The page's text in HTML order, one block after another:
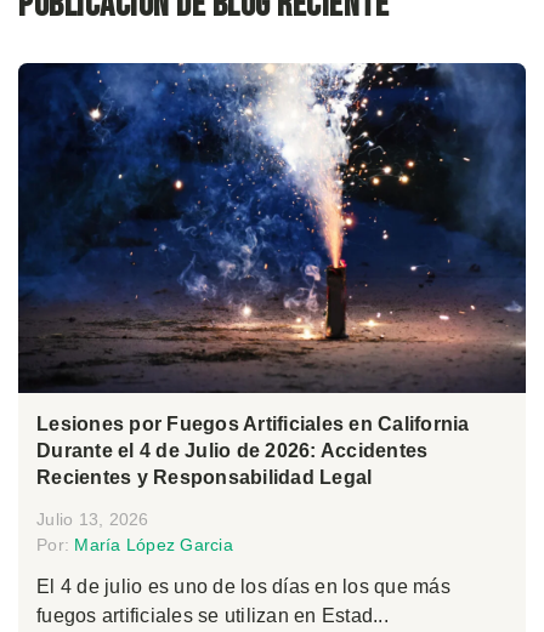
Lesiones por Fuegos Artificiales en California
Durante el 4 de Julio de 2026: Accidentes
Recientes y Responsabilidad Legal
Julio 13, 2026
Por: María López Garcia
El 4 de julio es uno de los días en los que más
fuegos artificiales se utilizan en Estad...